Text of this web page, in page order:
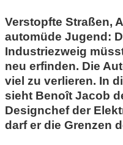
Verstopfte Straßen,
automüde Jugend:
Industriezweig
neu erfinden. Die
viel zu verlieren. In
sieht Benoît Jacob
Designchef der
darf er die Grenzen